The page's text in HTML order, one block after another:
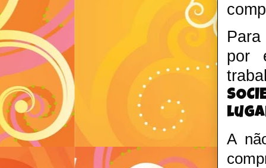
por
A